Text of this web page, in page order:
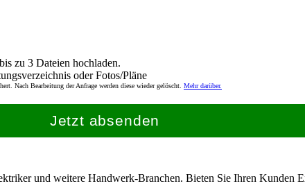
zu 3 Dateien hochladen.
oder Fotos/Pläne
Nach Bearbeitung der Anfrage werden diese wieder gelöscht. Mehr darüber.
Jetzt absenden
und weitere Handwerk-Branchen. Bieten Sie Ihren Kunden